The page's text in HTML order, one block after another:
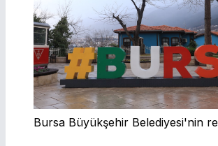
Bursa Büyükşehir Belediyesi'nin